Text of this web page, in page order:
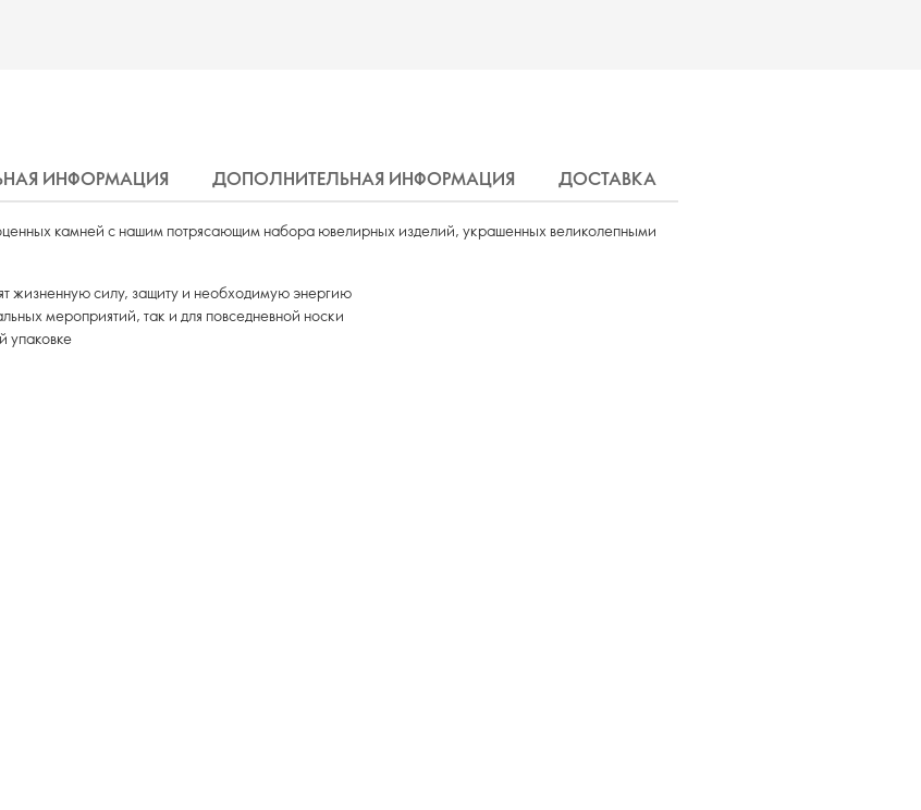
ИНФОРМАЦИЯ ДОПОЛНИТЕЛЬНАЯ ИНФОРМАЦИЯ ДОСТАВКА
камней с нашим потрясающим набора ювелирных изделий, украшенных великолепными
жизненную силу, защиту и необходимую энергию
мероприятий, так и для повседневной носки
упаковке